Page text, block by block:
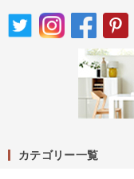
カテゴリー一覧